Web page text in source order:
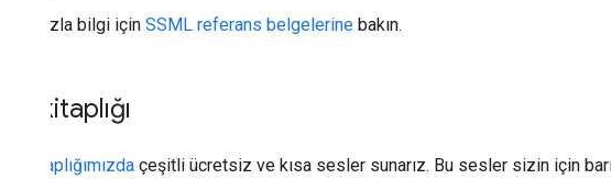
Daha fazla bilgi için SSML referans belgelerine bakın.
Ses kitaplığı
Ses kitaplığımızda çeşitli ücretsiz ve kısa sesler sunarız. Bu sesler sizin için